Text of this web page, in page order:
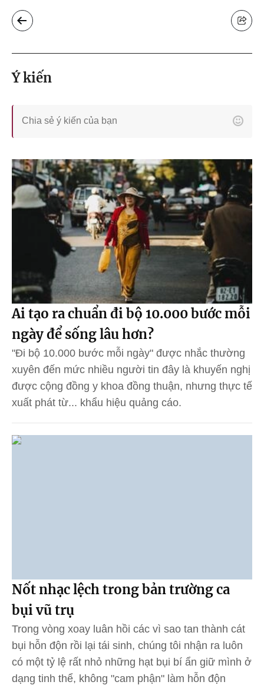
Ý kiến
Ai tạo ra chuẩn đi bộ 10.000 bước mỗi
ngày để sống lâu hơn?
"Đi bộ 10.000 bước mỗi ngày" được nhắc thường
xuyên đến mức nhiều người tin đây là khuyến nghị
được cộng đồng y khoa đồng thuận, nhưng thực tế
xuất phát từ... khẩu hiệu quảng cáo.
Nốt nhạc lệch trong bản trường ca
bụi vũ trụ
Trong vòng xoay luân hồi các vì sao tan thành cát
bụi hỗn độn rồi lại tái sinh, chúng tôi nhận ra luôn
có một tỷ lệ rất nhỏ những hạt bụi bí ẩn giữ mình ở
dạng tinh thể, không "cam phận" làm hỗn độn